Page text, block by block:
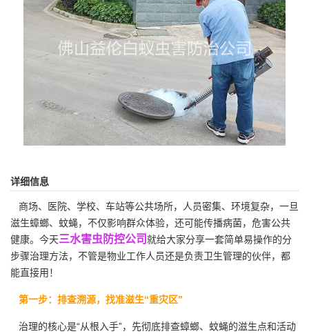
详细信息
商场、医院、学校、车站等公共场所，人员密集、环境复杂，一旦
滋生蟑螂、蚊蝇，不仅影响群众体验，还可能传播病菌，危害公共
健康。今天三水害虫防控公司就给大家分享一套简单易操作的分
步骤治理方法，不管是物业工作人员还是负责卫生管理的伙伴，都
能直接用！
第一步：排查溯源，找准滋生“重灾区”
治理的核心是“从根入手”，先彻底排查蟑螂、蚊蝇的滋生点和活动